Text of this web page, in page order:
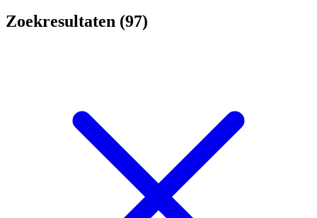
Zoekresultaten (97)